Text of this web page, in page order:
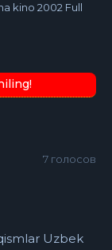
kino 2002 Full
7 голосов
Uzbek